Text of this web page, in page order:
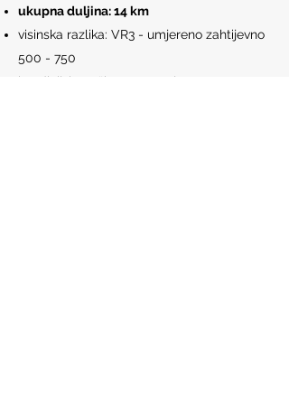
ukupna duljina: 14 km
visinska razlika: VR3 - umjereno zahtijevno
500 - 750
kondicijska težina: K2 - umjereno